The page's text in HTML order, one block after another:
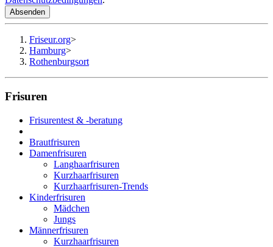
Absenden
Friseur.org>
Hamburg>
Rothenburgsort
Frisuren
Frisurentest & -beratung
Brautfrisuren
Damenfrisuren
Langhaarfrisuren
Kurzhaarfrisuren
Kurzhaarfrisuren-Trends
Kinderfrisuren
Mädchen
Jungs
Männerfrisuren
Kurzhaarfrisuren